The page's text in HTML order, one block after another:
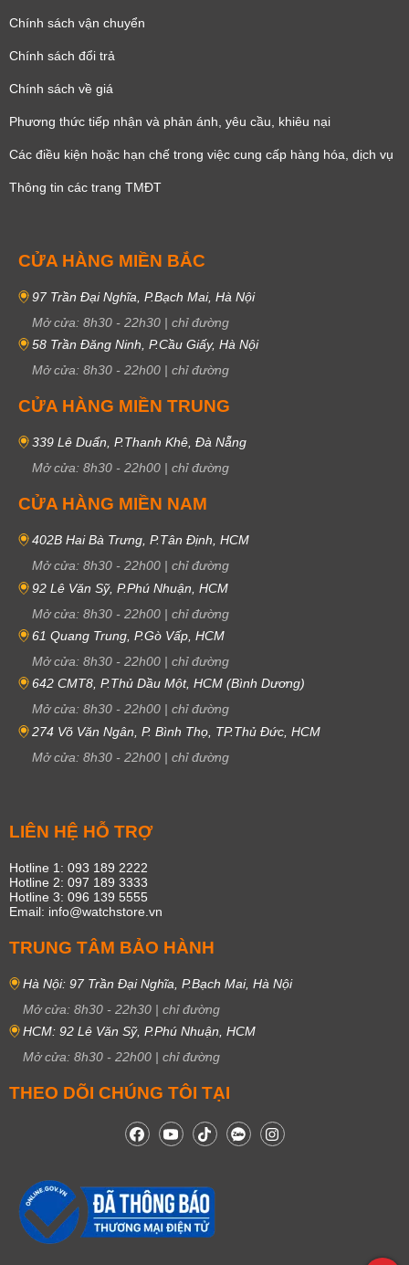
Chính sách vận chuyển
Chính sách đổi trả
Chính sách về giá
Phương thức tiếp nhận và phản ánh, yêu cầu, khiêu nại
Các điều kiện hoặc hạn chế trong việc cung cấp hàng hóa, dịch vụ
Thông tin các trang TMĐT
CỬA HÀNG MIỀN BẮC
97 Trần Đại Nghĩa, P.Bạch Mai, Hà Nội
Mở cửa: 8h30 - 22h30 | chỉ đường
58 Trần Đăng Ninh, P.Cầu Giấy, Hà Nội
Mở cửa: 8h30 - 22h00 | chỉ đường
CỬA HÀNG MIỀN TRUNG
339 Lê Duẩn, P.Thanh Khê, Đà Nẵng
Mở cửa: 8h30 - 22h00 | chỉ đường
CỬA HÀNG MIỀN NAM
402B Hai Bà Trưng, P.Tân Định, HCM
Mở cửa: 8h30 - 22h00 | chỉ đường
92 Lê Văn Sỹ, P.Phú Nhuận, HCM
Mở cửa: 8h30 - 22h00 | chỉ đường
61 Quang Trung, P.Gò Vấp, HCM
Mở cửa: 8h30 - 22h00 | chỉ đường
642 CMT8, P.Thủ Dầu Một, HCM (Bình Dương)
Mở cửa: 8h30 - 22h00 | chỉ đường
274 Võ Văn Ngân, P. Bình Thọ, TP.Thủ Đức, HCM
Mở cửa: 8h30 - 22h00 | chỉ đường
LIÊN HỆ HỖ TRỢ
Hotline 1: 093 189 2222
Hotline 2: 097 189 3333
Hotline 3: 096 139 5555
Email: info@watchstore.vn
TRUNG TÂM BẢO HÀNH
Hà Nội: 97 Trần Đại Nghĩa, P.Bạch Mai, Hà Nội
Mở cửa: 8h30 - 22h30 | chỉ đường
HCM: 92 Lê Văn Sỹ, P.Phú Nhuận, HCM
Mở cửa: 8h30 - 22h00 | chỉ đường
THEO DÕI CHÚNG TÔI TẠI